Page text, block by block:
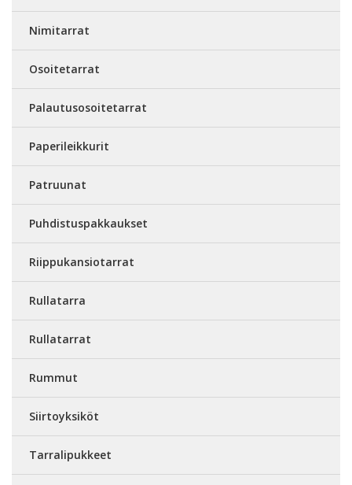
Nimitarrat
Osoitetarrat
Palautusosoitetarrat
Paperileikkurit
Patruunat
Puhdistuspakkaukset
Riippukansiotarrat
Rullatarra
Rullatarrat
Rummut
Siirtoyksiköt
Tarralipukkeet